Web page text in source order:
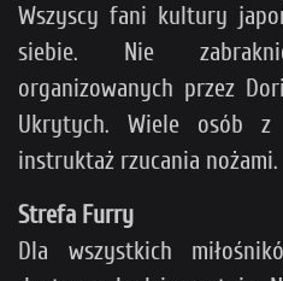
Wszyscy fani kultury
siebie. Nie
organizowanych przez
Ukrytych. Wiele osób z
instruktaż rzucania nożami.
Strefa Furry
Dla wszystkich